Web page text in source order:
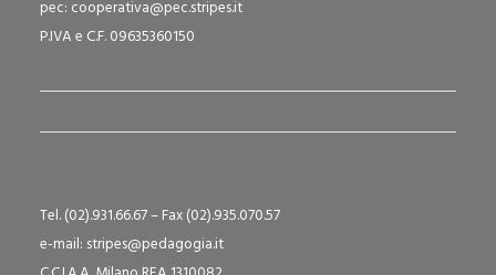
pec: cooperativa@pec.stripes.it
P.IVA e C.F. 09635360150
Tel. (02).931.66.67 – Fax (02).935.070.57
e-mail: stripes@pedagogia.it